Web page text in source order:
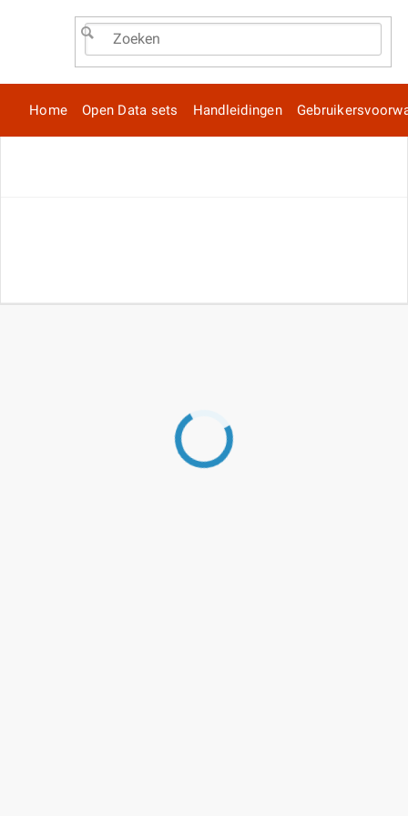
Home Open Data sets Handleidingen